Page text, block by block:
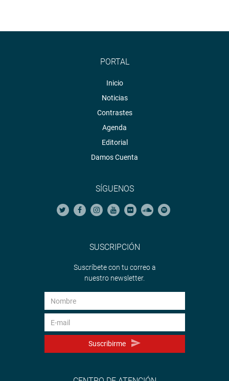
PORTAL
Inicio
Noticias
Contrastes
Agenda
Editorial
Damos Cuenta
SÍGUENOS
SUSCRIPCIÓN
Suscríbete con tu correo a
nuestro newsletter.
Suscribirme